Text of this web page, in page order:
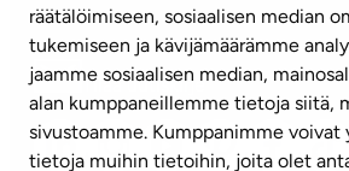
räätälöimiseen, sosiaalisen median
tukemiseen ja kävijämäärämme
jaamme sosiaalisen median,
alan kumppaneillemme tietoja siitä,
sivustoamme. Kumppanimme voivat
tietoja muihin tietoihin, joita olet
Tilaa uutiskirje